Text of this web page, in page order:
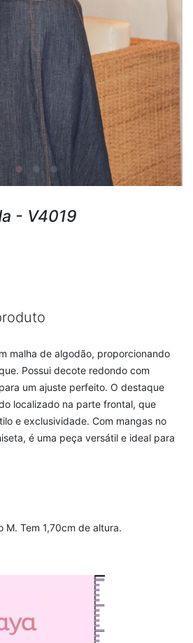
- V4019
malha de algodão, proporcionando
Possui decote redondo com
um ajuste perfeito. O destaque
localizado na parte frontal, que
e exclusividade. Com mangas no
é uma peça versátil e ideal para
M. Tem 1,70cm de altura.